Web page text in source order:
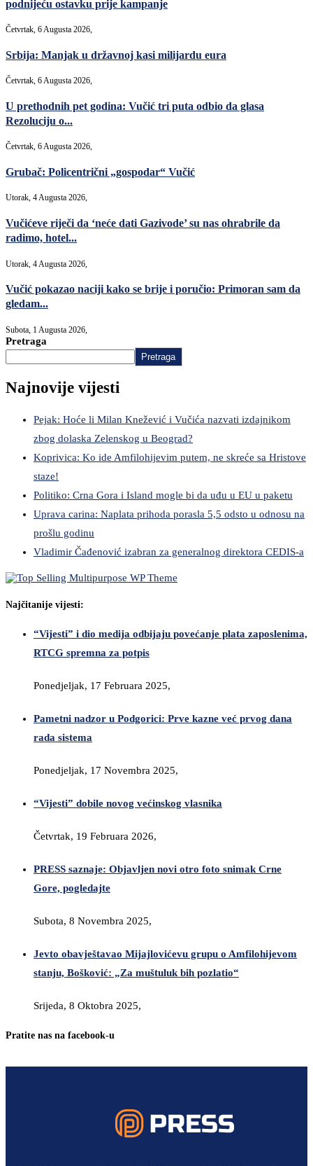
podnijeću ostavku prije kampanje
Četvrtak, 6 Augusta 2026,
Srbija: Manjak u državnoj kasi milijardu eura
Četvrtak, 6 Augusta 2026,
U prethodnih pet godina: Vučić tri puta odbio da glasa
Rezoluciju o...
Četvrtak, 6 Augusta 2026,
Grubač: Policentrični „gospodar“ Vučić
Utorak, 4 Augusta 2026,
Vučićeve riječi da ‘neće dati Gazivode’ su nas ohrabrile da
radimo, hotel...
Utorak, 4 Augusta 2026,
Vučić pokazao naciji kako se brije i poručio: Primoran sam da
gledam...
Subota, 1 Augusta 2026,
Pretraga
Pretraga
Najnovije vijesti
Pejak: Hoće li Milan Knežević i Vučića nazvati izdajnikom
zbog dolaska Zelenskog u Beograd?
Koprivica: Ko ide Amfilohijevim putem, ne skreće sa Hristove
staze!
Politiko: Crna Gora i Island mogle bi da uđu u EU u paketu
Uprava carina: Naplata prihoda porasla 5,5 odsto u odnosu na
prošlu godinu
Vladimir Čađenović izabran za generalnog direktora CEDIS-a
Najčitanije vijesti:
“Vijesti” i dio medija odbijaju povećanje plata zaposlenima,
RTCG spremna za potpis
Ponedjeljak, 17 Februara 2025,
Pametni nadzor u Podgorici: Prve kazne već prvog dana
rada sistema
Ponedjeljak, 17 Novembra 2025,
“Vijesti” dobile novog većinskog vlasnika
Četvrtak, 19 Februara 2026,
PRESS saznaje: Objavljen novi otro foto snimak Crne
Gore, pogledajte
Subota, 8 Novembra 2025,
Jevto obavještavao Mijajlovićevu grupu o Amfilohijevom
stanju, Bošković: „Za muštuluk bih pozlatio“
Srijeda, 8 Oktobra 2025,
Pratite nas na facebook-u